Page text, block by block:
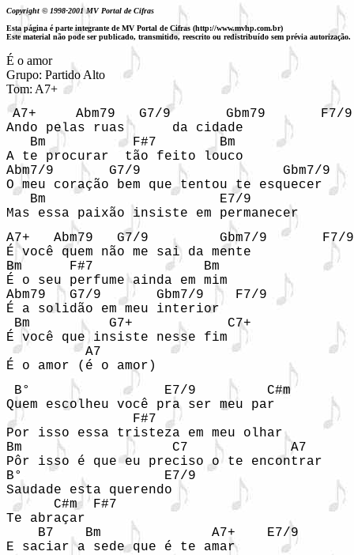
Copyright © 1998-2001 MV Portal de Cifras
Esta página é parte integrante de MV Portal de Cifras (http://www.mvhp.com.br)
Este material não pode ser publicado, transmitido, reescrito ou redistribuído sem prévia autorização.
É o amor
Grupo: Partido Alto
A7+     Abm79   G7/9       Gbm79
Ando pelas ruas      da cidade
   Bm           F#7        Bm
A te procurar  tão feito louco
Abm7/9       G7/9                  Gbm7/9
O meu coração bem que tentou te esquecer
   Bm                      E7/9
A7+   Abm79   G7/9         Gbm7/9
É você quem não me sai da mente
Bm      F#7              Bm
É o seu perfume ainda em mim
Abm79   G7/9       Gbm7/9    F7/9
É a solidão em meu interior
Bm          G7+            C7+
É você que insiste nesse fim
          A7
B°                 E7/9         C#m
Quem escolheu você pra ser meu par
                F#7
Por isso essa tristeza em meu olhar
Bm                   C7             A7
Pôr isso é que eu preciso o te encontrar
B°
Saudade esta querendo
      C#m  F#7
Te abraçar
    B7    Bm              A7+    E7/9
E saciar a sede que é te amar